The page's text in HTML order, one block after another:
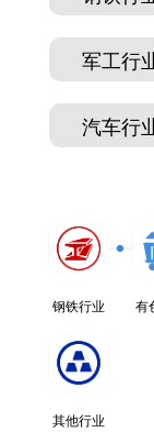
其他
军工
军工行
汽车行
钢铁行业 有
其他行业